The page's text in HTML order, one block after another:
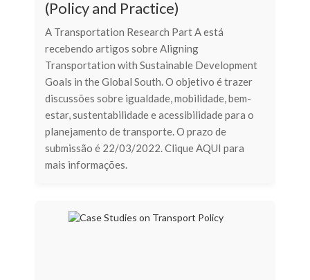
(Policy and Practice)
A Transportation Research Part A está
recebendo artigos sobre Aligning
Transportation with Sustainable Development
Goals in the Global South. O objetivo é trazer
discussões sobre igualdade, mobilidade, bem-
estar, sustentabilidade e acessibilidade para o
planejamento de transporte. O prazo de
submissão é 22/03/2022. Clique AQUI para
mais informações.